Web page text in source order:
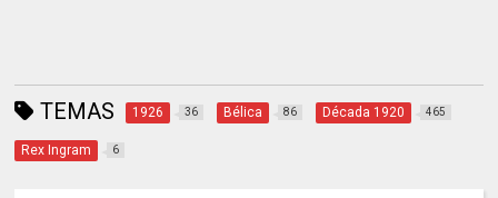
TEMAS 1926 36 Bélica 86 Década 1920 465
Rex Ingram 6